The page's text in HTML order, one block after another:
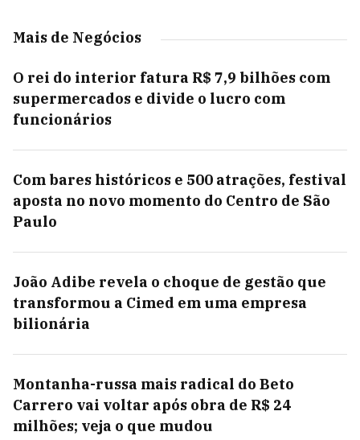
Mais de Negócios
O rei do interior fatura R$ 7,9 bilhões com
supermercados e divide o lucro com
funcionários
Com bares históricos e 500 atrações, festival
aposta no novo momento do Centro de São
Paulo
João Adibe revela o choque de gestão que
transformou a Cimed em uma empresa
bilionária
Montanha-russa mais radical do Beto
Carrero vai voltar após obra de R$ 24
milhões; veja o que mudou